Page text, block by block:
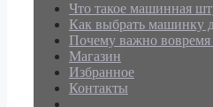
Что такое машинная
Как выбрать машинку
Почему важно
Магазин
Избранное
Контакты